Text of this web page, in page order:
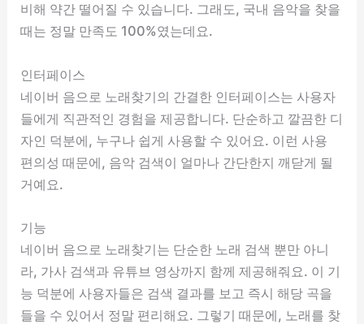
비해 약간 떨어질 수 있습니다. 그래도, 국내 음악을 찾을
때는 정말 만족도 100%였는데요.
인터페이스
네이버 음으로 노래찾기의 간결한 인터페이스는 사용자
들에게 직관적인 경험을 제공합니다. 단순하고 깔끔한 디
자인 덕분에, 누구나 쉽게 사용할 수 있어요. 이런 사용
편의성 때문에, 음악 검색이 얼마나 간단한지 깨닫게 될
거예요.
기능
네이버 음으로 노래찾기는 단순한 노래 검색 뿐만 아니
라, 가사 검색과 유튜브 영상까지 함께 제공해줘요. 이 기
능 덕분에 사용자들은 검색 결과를 보고 즉시 해당 곡을
들을 수 있어서 정말 편리해요. 그렇기 때문에, 노래를 찾